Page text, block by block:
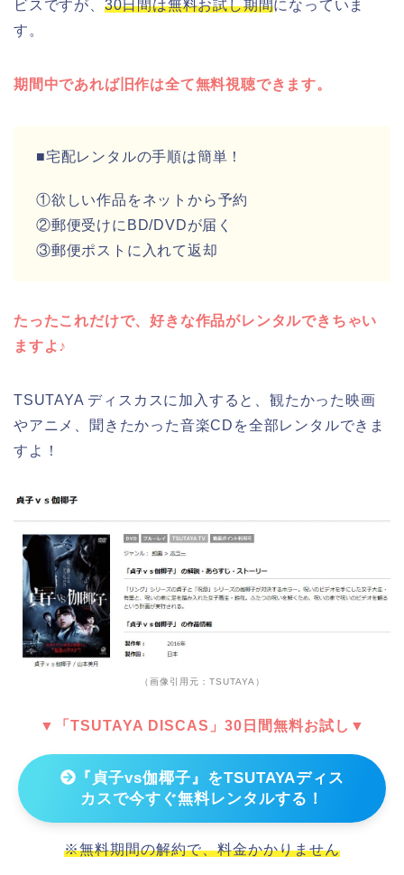
ビスですが、 30日間は無料お試し期間になっていま
す。
期間中であれば旧作は全て無料視聴できます。
■宅配レンタルの手順は簡単！
①欲しい作品をネットから予約
②郵便受けにBD/DVDが届く
③郵便ポストに入れて返却
たったこれだけで、好きな作品がレンタルできちゃい
ますよ♪
TSUTAYA ディスカスに加入すると、観たかった映画
やアニメ、聞きたかった音楽CDを全部レンタルできま
すよ！
（画像引用元：TSUTAYA）
▼「TSUTAYA DISCAS」30日間無料お試し▼
『貞子vs伽椰子』をTSUTAYAディス
カスで今すぐ無料レンタルする！
※無料期間の解約で、料金かかりません